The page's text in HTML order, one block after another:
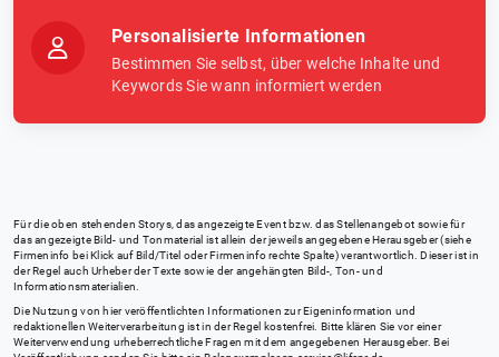
Personalisierte Informationen
Bestimmen Sie selbst, über welche Inhalte und
Keywords Sie wann informiert werden
Für die oben stehenden Storys, das angezeigte Event bzw. das Stellenangebot sowie für
das angezeigte Bild- und Tonmaterial ist allein der jeweils angegebene Herausgeber (siehe
Firmeninfo bei Klick auf Bild/Titel oder Firmeninfo rechte Spalte) verantwortlich. Dieser ist in
der Regel auch Urheber der Texte sowie der angehängten Bild-, Ton- und
Informationsmaterialien.
Die Nutzung von hier veröffentlichten Informationen zur Eigeninformation und
redaktionellen Weiterverarbeitung ist in der Regel kostenfrei. Bitte klären Sie vor einer
Weiterverwendung urheberrechtliche Fragen mit dem angegebenen Herausgeber. Bei